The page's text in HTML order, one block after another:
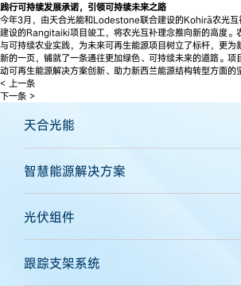
践行可持续发展承诺， 引领可持续未来之路
今年3月，由天合光能和Lodestone联合建设的Kohirā农光互
建设的Rangitaiki项目竣工，将农光互补理念推向新的高度。
与可持续农业实践，为未来可再生能源项目树立了标杆，更为
新的一页，铺就了一条通往更加绿色、可持续未来的道路。项
动可再生能源解决方案创新、助力新西兰能源结构转型方面的
< 上一条
下一条 >
天合光能
智慧能源解决方案
光伏组件
跟踪支架系统